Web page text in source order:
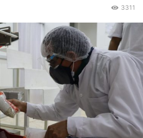
3311